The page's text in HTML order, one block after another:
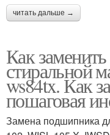
читать дальше →
Как
стиральной
ws84tx. Как
пошаговая
Замена подшипника